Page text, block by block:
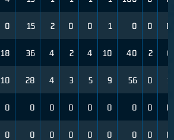
0 15 2 0 0 1 0 0 0
18 36 4 2 4 10 40 2 6
10 28 4 3 5 9 56 0 1
0 0 0 0 0 0 0 0 0
0 0 0 0 0 0 0 0 0